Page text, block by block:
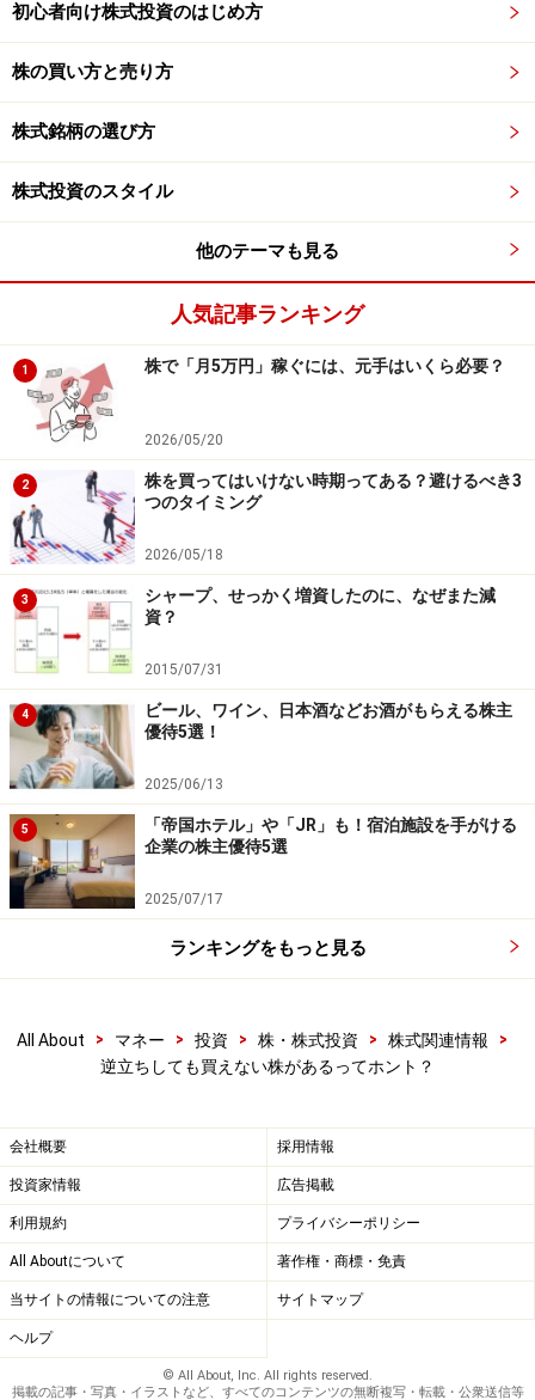
などについて当社は一切の責任を負いません。
最新の情報や詳細については、必ず各金融機関やサービス提供者
の公式情報をご確認ください。
【編集部からのお知らせ】
・「家計」について、
を実施
中です！
※抽選で20名にAmazonギフト券1000円分プレゼント
初心者向け株式投資のはじめ方
株の買い方と売り方
株式銘柄の選び方
株式投資のスタイル
他のテーマも見る
人気記事ランキング
1 株で「月5万円」稼ぐには、元手はいくら必要？
2026/05/20
2
株を買ってはいけない時期ってある？避けるべき3
つのタイミング
2026/05/18
3
シャープ、せっかく増資したのに、なぜまた減
資？
2015/07/31
4
ビール、ワイン、日本酒などお酒がもらえる株主
優待5選！
2025/06/13
5
「帝国ホテル」や「JR」も！宿泊施設を手がける
企業の株主優待5選
2025/07/17
ランキングをもっと見る
All About > マネー > 投資 > 株・株式投資 > 株式関連情報
>
逆立ちしても買えない株があるってホント？
会社概要 採用情報
投資家情報 広告掲載
利用規約 プライバシーポリシー
All Aboutについて 著作権・商標・免責
当サイトの情報についての注意 サイトマップ
ヘルプ
© All About, Inc. All rights reserved.
掲載の記事・写真・イラストなど、すべてのコンテンツの無断複写・転載・公衆送信等